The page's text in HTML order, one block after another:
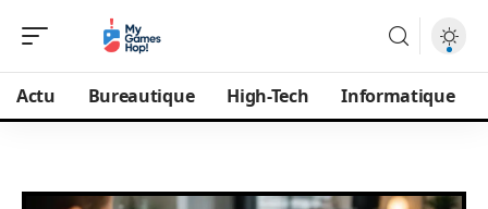
Actu Bureautique High-Tech Informatique